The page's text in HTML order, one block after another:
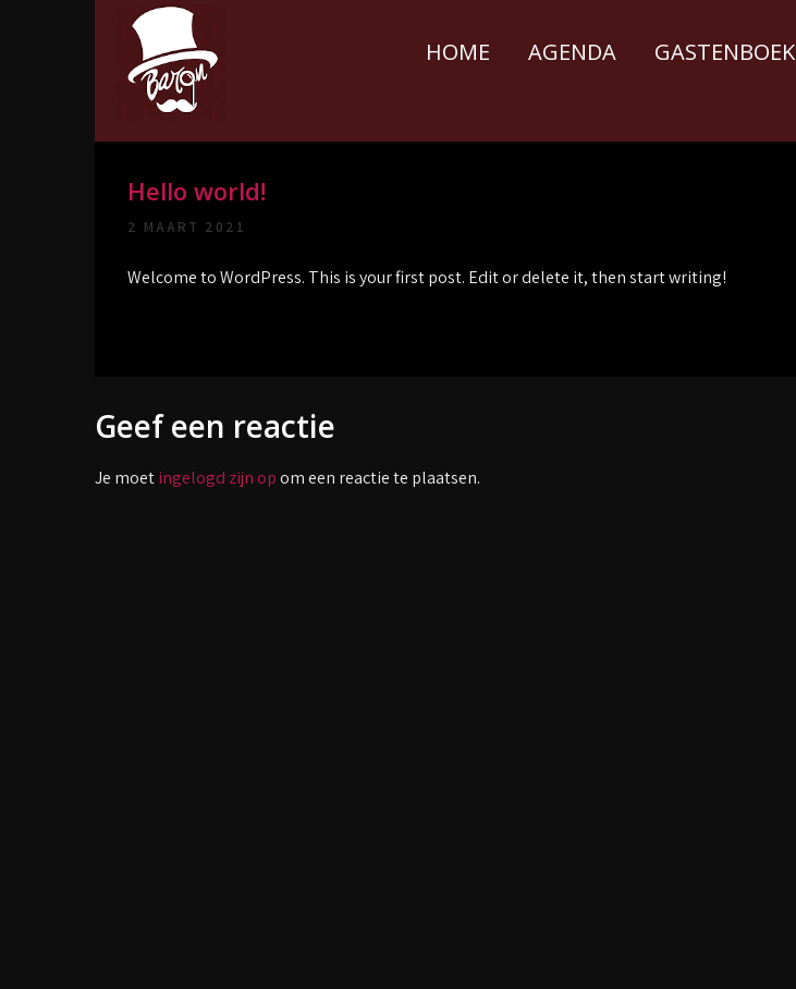
Parenclub Le
Baron A2
De heftigste parenclub van Nederland
HOME AGENDA GASTENBOEK
Hello world!
2 MAART 2021
Welcome to WordPress. This is your first post. Edit or delete it, then start writing!
Geef een reactie
Je moetingelogd zijn opom een reactie te plaatsen.